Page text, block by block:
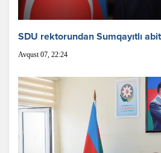
SDU rektorundan Sumqayıtlı
Avqust 07, 22:24